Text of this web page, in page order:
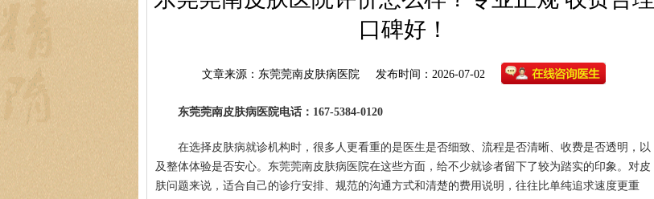
口碑好！
文章来源：东莞莞南皮肤病医院 发布时间：2026-07-02
东莞莞南皮肤病医院电话：167-5384-0120
在选择皮肤病就诊机构时，很多人更看重的是医生是否细致、流程是否清晰、收费是否透明，以
及整体体验是否安心。东莞莞南皮肤病医院在这些方面，给不少就诊者留下了较为踏实的印象。对皮
肤问题来说，适合自己的诊疗安排、规范的沟通方式和清楚的费用说明，往往比单纯追求速度更重